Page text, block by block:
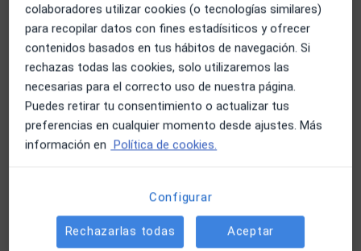
Todos
Visita Medicina Complementaria y
terapias alternativas
45 €
Detalles Visita Medicina Complementaria y
Neuropsicología
colaboradores utilizar cookies (o tecnologías similares)
para recopilar datos con fines estadísiticos y ofrecer
contenidos basados en tus hábitos de navegación. Si
rechazas todas las cookies, solo utilizaremos las
necesarias para el correcto uso de nuestra página.
Puedes retirar tu consentimiento o actualizar tus
preferencias en cualquier momento desde ajustes. Más
información en Política de cookies.
Configurar
Rechazarlas todas Aceptar